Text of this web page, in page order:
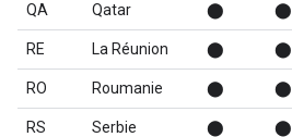
QA Qatar ⬤ ⬤
RE La Réunion ⬤ ⬤
RO Roumanie ⬤ ⬤
RS Serbie ⬤ ⬤